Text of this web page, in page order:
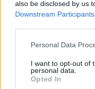
also be disclosed by us
Downstream Participants
Please note that this
not limited to your visit
grant or deny consent
use your data for below
Personal Data
I want to opt-out of
personal data.
Opted In
AUTORE
Andrea
casual e
trasforma